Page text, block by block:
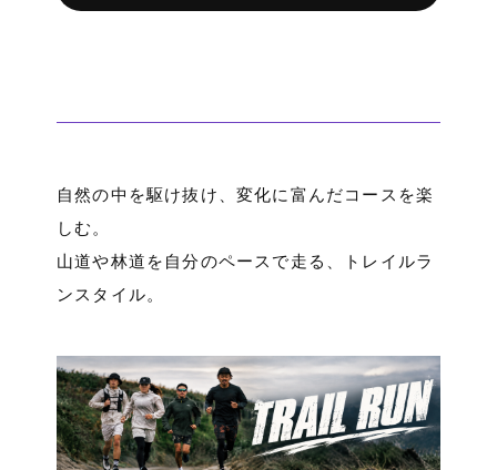
自然の中を駆け抜け、変化に富んだコースを楽
しむ。
山道や林道を自分のペースで走る、トレイルラ
ンスタイル。